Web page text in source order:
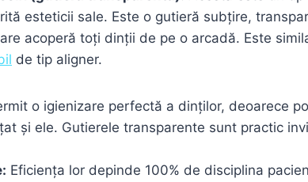
esteticii sale. Este o gutieră subțire,
acoperă toți dinții de pe o arcadă. Este
de tip aligner.
o igienizare perfectă a dinților, deoarece
și ele. Gutierele transparente sunt practic
Eficiența lor depinde 100% de disciplina